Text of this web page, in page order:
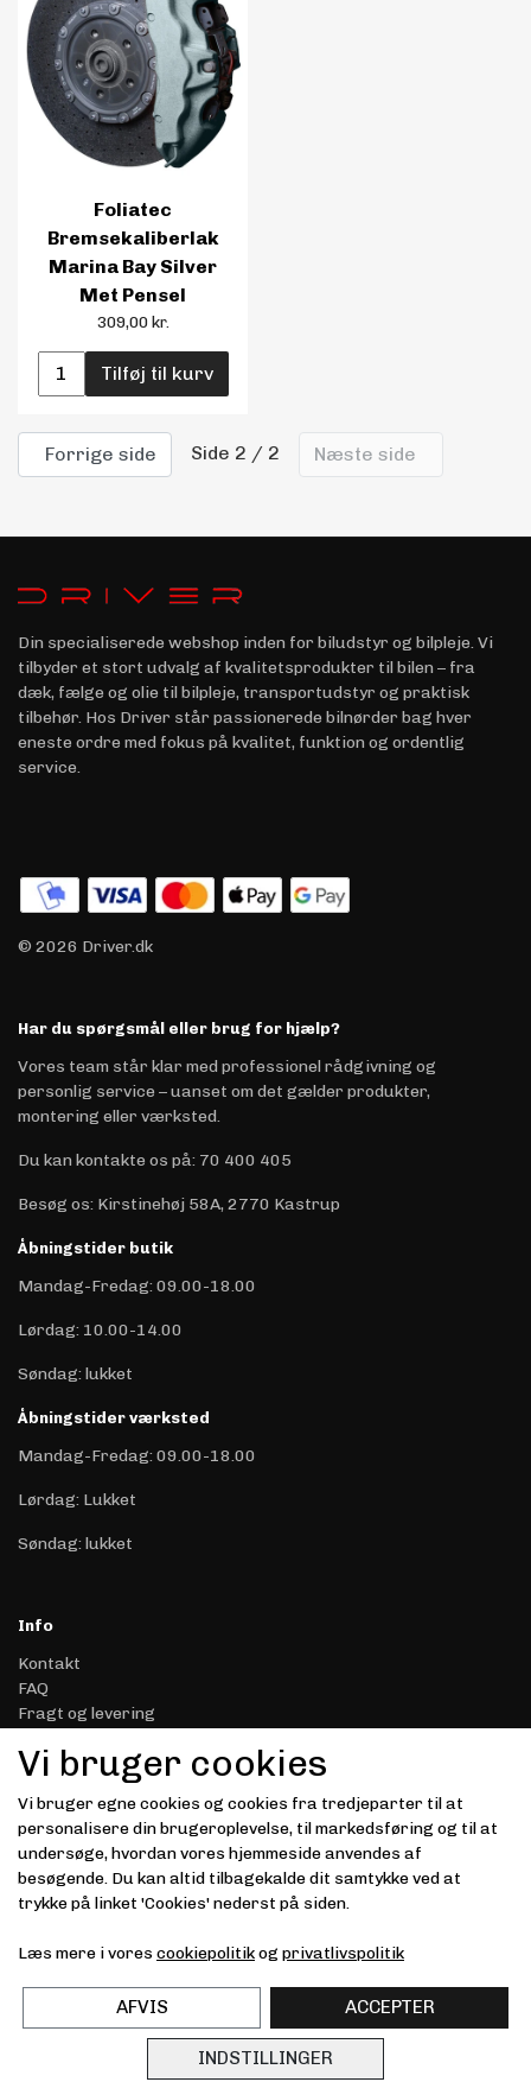
Foliatec
Bremsekaliberlak
Marina Bay Silver
Met Pensel
309,00 kr.
Tilføj til kurv
Forrige side Side 2 / 2 Næste side
Din specialiserede webshop inden for biludstyr og bilpleje. Vi
tilbyder et stort udvalg af kvalitetsprodukter til bilen – fra
dæk, fælge og olie til bilpleje, transportudstyr og praktisk
tilbehør. Hos Driver står passionerede bilnørder bag hver
eneste ordre med fokus på kvalitet, funktion og ordentlig
service.
© 2026 Driver.dk
Har du spørgsmål eller brug for hjælp?
Vores team står klar med professionel rådgivning og
personlig service – uanset om det gælder produkter,
montering eller værksted.
Du kan kontakte os på: 70 400 405
Besøg os: Kirstinehøj 58A, 2770 Kastrup
Åbningstider butik
Mandag-Fredag: 09.00-18.00
Lørdag: 10.00-14.00
Søndag: lukket
Åbningstider værksted
Mandag-Fredag: 09.00-18.00
Lørdag: Lukket
Søndag: lukket
Info
Kontakt
FAQ
Fragt og levering
Handelsbetingelser
Datasikkerhed & Privatliv
Gavekort
Om Driver.dk
Kunde login
Modtag vores nyhedsbrev via e-mail
Tilmeld
(mere information)
Vi bruger cookies
Vi bruger egne cookies og cookies fra tredjeparter til at
personalisere din brugeroplevelse, til markedsføring og til at
undersøge, hvordan vores hjemmeside anvendes af
besøgende. Du kan altid tilbagekalde dit samtykke ved at
trykke på linket 'Cookies' nederst på siden.
Læs mere i vores cookiepolitikog privatlivspolitik
INDSTILLINGER
AFVIS ACCEPTER